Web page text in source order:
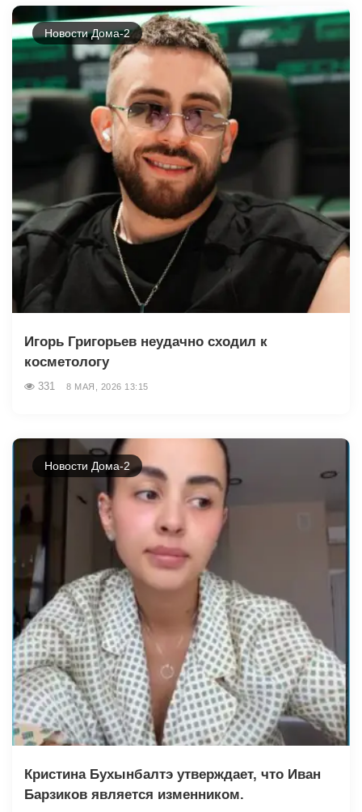
Новости Дома-2
Игорь Григорьев неудачно сходил к
косметологу
331 8 МАЯ, 2026 13:15
Новости Дома-2
Кристина Бухынбалтэ утверждает, что Иван
Барзиков является изменником.